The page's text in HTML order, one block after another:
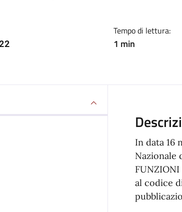
Tempo di lettura:
1 min
In data 16
Nazionale
FUNZIONI
al codice